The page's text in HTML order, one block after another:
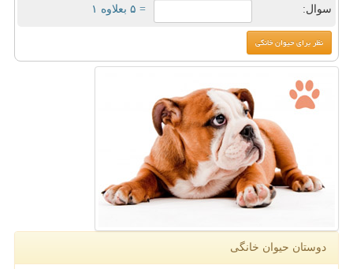
سوال: = ۵ بعلاوه ۱
دوستان حیوان خانگی